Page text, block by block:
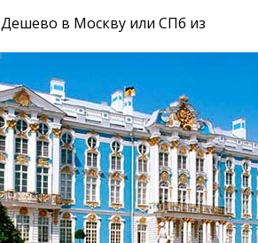
Дешево в Москву или СПб из